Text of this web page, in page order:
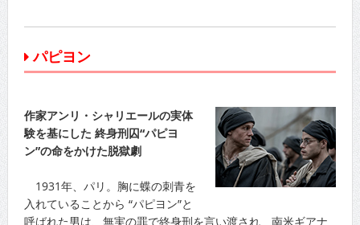
パピヨン
作家アンリ・シャリエールの実体
験を基にした 終身刑囚“パピヨ
ン”の命をかけた脱獄劇
1931年、パリ。胸に蝶の刺青を
入れていることから “パピヨン”と
呼ばれた男は、無実の罪で終身刑を言い渡され、南米ギアナ